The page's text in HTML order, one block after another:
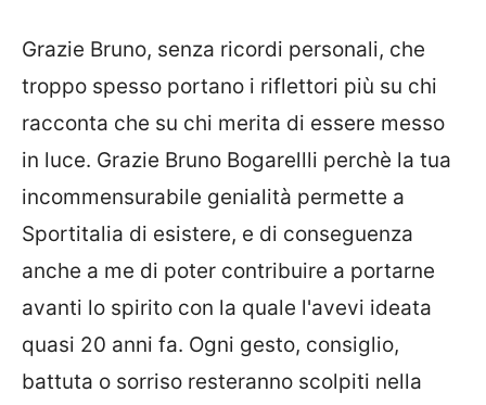
Grazie Bruno, senza ricordi personali, che
troppo spesso portano i riflettori più su chi
racconta che su chi merita di essere messo
in luce. Grazie Bruno Bogarellli perchè la tua
incommensurabile genialità permette a
Sportitalia di esistere, e di conseguenza
anche a me di poter contribuire a portarne
avanti lo spirito con la quale l'avevi ideata
quasi 20 anni fa. Ogni gesto, consiglio,
battuta o sorriso resteranno scolpiti nella